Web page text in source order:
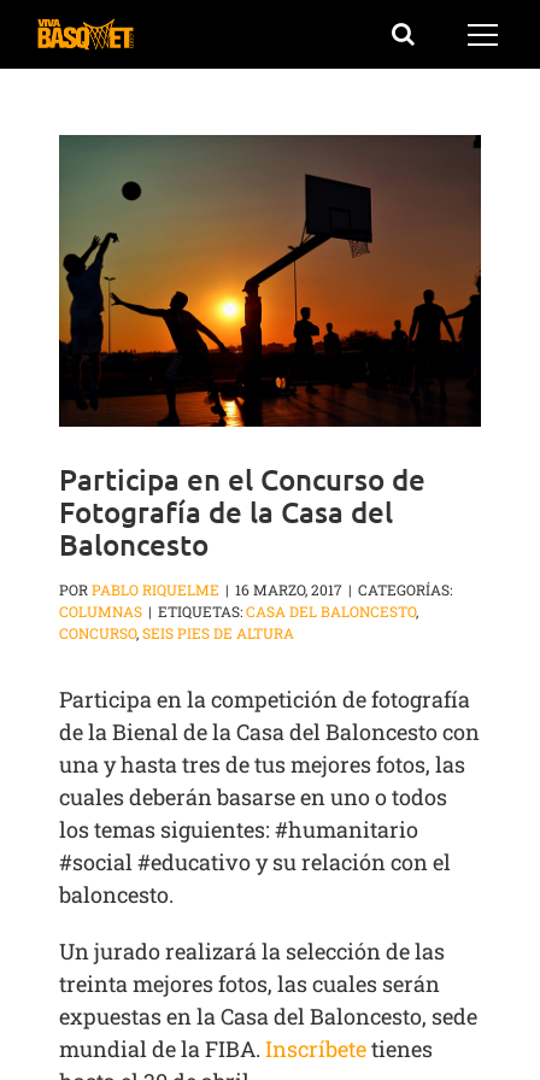
Saltar
Participa en el Concurso de
Fotografía de la Casa del
Baloncesto
PORPABLO RIQUELME | 16 MARZO, 2017 | CATEGORÍAS:
COLUMNAS | ETIQUETAS:CASA DEL BALONCESTO,
CONCURSO,SEIS PIES DE ALTURA
Participa en la competición de fotografía
de la Bienal de la Casa del Baloncesto con
una y hasta tres de tus mejores fotos, las
cuales deberán basarse en uno o todos
los temas siguientes: #humanitario
#social #educativo y su relación con el
baloncesto.
Un jurado realizará la selección de las
treinta mejores fotos, las cuales serán
expuestas en la Casa del Baloncesto, sede
mundial de la FIBA.Inscríbetetienes